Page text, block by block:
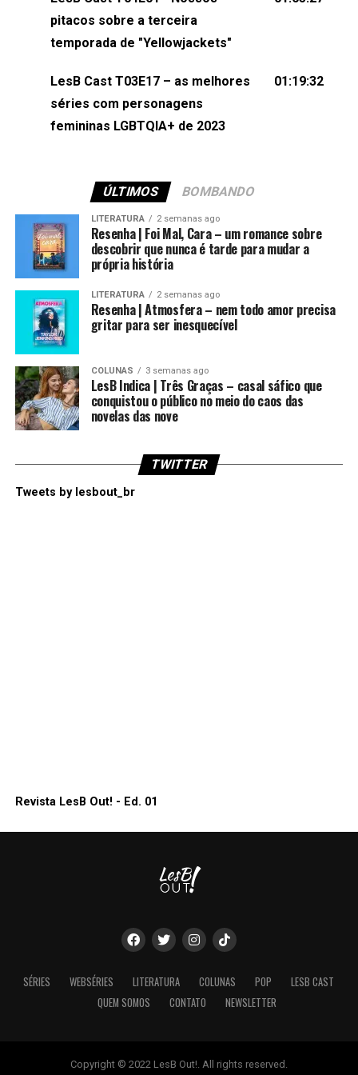
(⁠⁠⁠⁠@brunarfentanes⁠⁠⁠⁠) e Pollyelly FlorêncioEdição de
Naiady Machado
pitacos sobre a terceira
temporada de "Yellowjackets"
LesB Cast T03E17 – as melhores
séries com personagens
femininas LGBTQIA+ de 2023
01:19:32
ÚLTIMOS BOMBANDO
LITERATURA 2 semanas ago
Resenha | Foi Mal, Cara – um romance sobre
descobrir que nunca é tarde para mudar a
própria história
LITERATURA 2 semanas ago
Resenha | Atmosfera – nem todo amor precisa
gritar para ser inesquecível
COLUNAS 3 semanas ago
LesB Indica | Três Graças – casal sáfico que
conquistou o público no meio do caos das
novelas das nove
TWITTER
Tweets by lesbout_br
Revista LesB Out! - Ed. 01
SÉRIES WEBSÉRIES LITERATURA COLUNAS POP
LESB CAST
QUEM SOMOS
CONTATO NEWSLETTER
Copyright © 2022 LesB Out!. All rights reserved.